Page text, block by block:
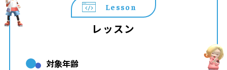
Lesson
レッスン
対象年齢